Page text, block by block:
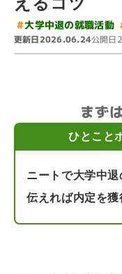
#大学中退の就職活動
更新日2026.06.24公開日
まず
ひとこと
ニートで大学中
伝えれば内定を